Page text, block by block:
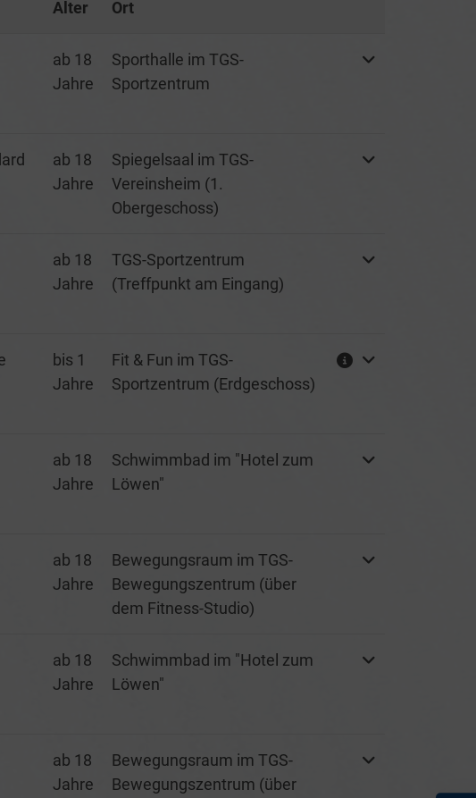
Alter
Ort
ab 18
Jahre
Sporthalle im TGS-
Sportzentrum
ab 18
Jahre
Spiegelsaal im TGS-
Vereinsheim (1.
Obergeschoss)
ab 18
Jahre
TGS-Sportzentrum
(Treffpunkt am Eingang)
bis 1
Jahre
Fit & Fun im TGS-
Sportzentrum (Erdgeschoss)
ab 18
Jahre
Schwimmbad im "Hotel zum
Löwen"
ab 18
Jahre
Bewegungsraum im TGS-
Bewegungszentrum (über
dem Fitness-Studio)
ab 18
Jahre
Schwimmbad im "Hotel zum
Löwen"
ab 18
Jahre
Bewegungsraum im TGS-
Bewegungszentrum (über